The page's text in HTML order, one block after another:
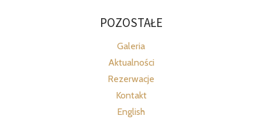
POZOSTAŁE
Galeria
Aktualności
Rezerwacje
Kontakt
English